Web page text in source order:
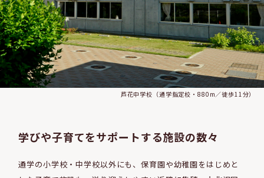
芦花中学校（通学指定校・880m／徒歩11分）
学びや子育てをサポートする施設の数々
通学の小学校・中学校以外にも、保育園や幼稚園をはじめと